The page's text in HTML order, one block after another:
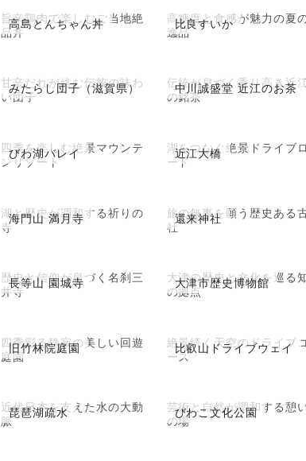
高島とんちゃん丼
旨辛鶏肉で楽しむご当地絶
品丼
比良すいか
高糖度と食感が魅力の夏
逸品
みたらし団子（滋賀県）
甘辛だれが絡む伝統の味わ
い団子
中川誠盛堂 近江のお茶
伝統が息づく香り高き近
の銘茶
びわ湖バレイ
四季を楽しむ絶景マウンテ
ンリゾート
近江大橋
湖をつなぐ絶景ドライブロ
ード
海門山 満月寺
湖と歴史が調和する祈りの
寺
還来神社
旅の無事を願う歴史ある
社
長等山 園城寺
歴史と信仰が息づく名刹三
井寺
大津市歴史博物館
大津の歴史と文化を巡る
の拠点
旧竹林院庭園
四季彩る静寂の美しい回遊
庭園
比叡山ドライブウェイ
絶景続く天空のドライブコ
ース
琵琶湖疏水
近代日本を支えた水の大動
脈
びわこ文化公園
芸術と自然が調和する憩
の場